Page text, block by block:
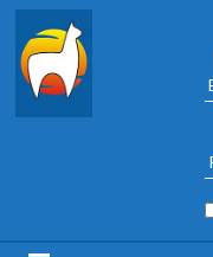
Alpaca
Association
TO